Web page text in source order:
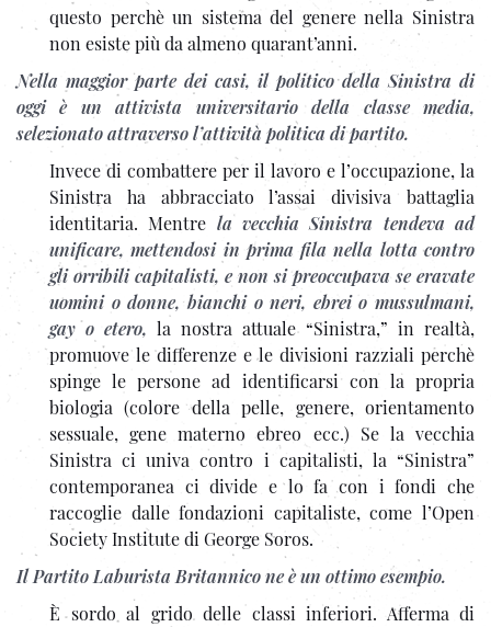
questo perchè un sistema del genere nella Sinistra
non esiste più da almeno quarant’anni.
Nella maggior parte dei casi, il politico della Sinistra di
oggi è un attivista universitario della classe media,
selezionato attraverso l’attività politica di partito.
Invece di combattere per il lavoro e l’occupazione, la
Sinistra ha abbracciato l’assai divisiva battaglia
identitaria. Mentre la vecchia Sinistra tendeva ad
unificare, mettendosi in prima fila nella lotta contro
gli orribili capitalisti, e non si preoccupava se eravate
uomini o donne, bianchi o neri, ebrei o mussulmani,
gay o etero, la nostra attuale “Sinistra,” in realtà,
promuove le differenze e le divisioni razziali perchè
spinge le persone ad identificarsi con la propria
biologia (colore della pelle, genere, orientamento
sessuale, gene materno ebreo ecc.) Se la vecchia
Sinistra ci univa contro i capitalisti, la “Sinistra”
contemporanea ci divide e lo fa con i fondi che
raccoglie dalle fondazioni capitaliste, come l’Open
Society Institute di George Soros.
Il Partito Laburista Britannico ne è un ottimo esempio.
È sordo al grido delle classi inferiori. Afferma di